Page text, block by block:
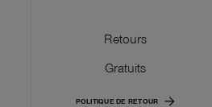
Retours
Gratuits
POLITIQUE DE RETOUR